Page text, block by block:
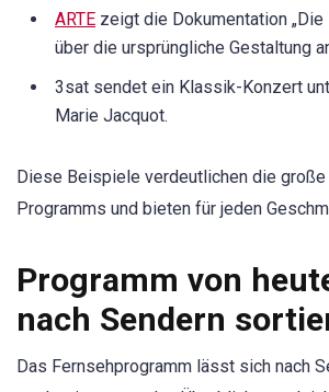
ARTE zeigt die Dokumentation „Die
über die ursprüngliche Gestaltung
3sat sendet ein Klassik-Konzert
Marie Jacquot.
Diese Beispiele verdeutlichen die
Programms und bieten für jeden
Programm von
nach Sendern
Das Fernsehprogramm lässt sich nach